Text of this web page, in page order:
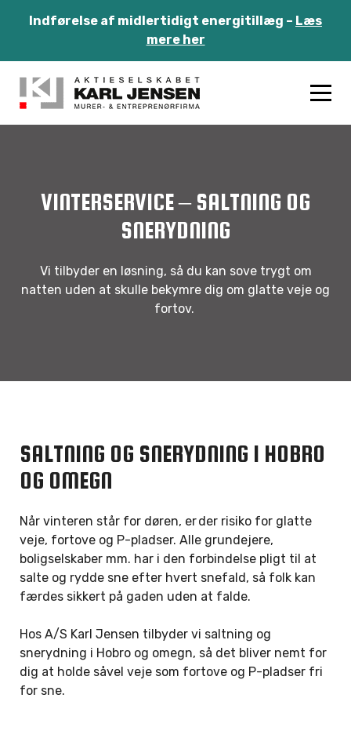
Indførelse af midlertidigt energitillæg – Læs
mere her
VINTERSERVICE – SALTNING OG
SNERYDNING
Vi tilbyder en løsning, så du kan sove trygt om
natten uden at skulle bekymre dig om glatte veje og
fortov.
SALTNING OG SNERYDNING I HOBRO
OG OMEGN
Når vinteren står for døren, er der risiko for glatte
veje, fortove og P-pladser. Alle grundejere,
boligselskaber mm. har i den forbindelse pligt til at
salte og rydde sne efter hvert snefald, så folk kan
færdes sikkert på gaden uden at falde.
Hos A/S Karl Jensen tilbyder vi saltning og
snerydning i Hobro og omegn, så det bliver nemt for
dig at holde såvel veje som fortove og P-pladser fri
for sne.